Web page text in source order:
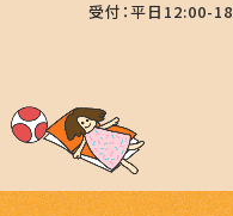
受付：平日12:00-